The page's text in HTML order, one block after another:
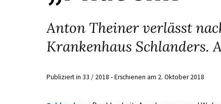
Anton Theiner verlässt
Krankenhaus Schlanders.
Publiziert in 33 / 2018 - Erschienen am 2. Oktober 2018